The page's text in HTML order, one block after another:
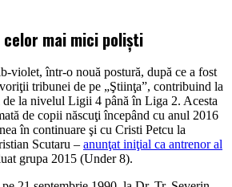
mai mici polişti
violet, într-o nouă postură, după ce a fost
tribunei de pe „Ştiinţa”, contribuind la
la nivelul Ligii 4 până în Liga 2. Acesta
de copii născuţi începând cu anul 2016
în continuare şi cu Cristi Petcu la
Scutaru – anunţat iniţial ca antrenor al
grupa 2015 (Under 8).